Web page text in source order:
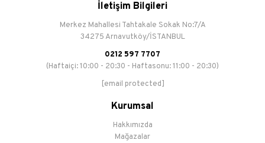
İletişim Bilgileri
Merkez Mahallesi Tahtakale Sokak No:7/A
34275 Arnavutköy/İSTANBUL
0212 597 7707
(Haftaiçi: 10:00 - 20:30 - Haftasonu: 11:00 - 20:30)
[email protected]
Kurumsal
Hakkımızda
Mağazalar